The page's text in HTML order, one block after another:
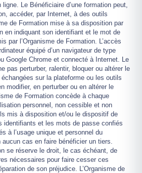
Le Bénéficiaire d’une formation peut,
accéder, par Internet, à des outils
de Formation mise à sa disposition par
en indiquant son identifiant et le mot de
par l’Organisme de Formation. L’accès
équipé d’un navigateur de type
Google Chrome et connecté à Internet. Le
pas perturber, ralentir, bloquer ou altérer le
sur la plateforme ou les outils
modifier, en perturber ou en altérer le
de Formation concède à chaque
personnel, non cessible et non
mis à disposition et/ou le dispositif de
identifiants et les mots de passe confiés
à l’usage unique et personnel du
cas en faire bénéficier un tiers.
se réserve le droit, le cas échéant, de
nécessaires pour faire cesser ces
de son préjudice. L’Organisme de